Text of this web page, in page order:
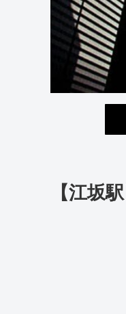
【江坂